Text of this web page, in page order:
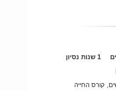
1 שנות נסיון
קורס החייה